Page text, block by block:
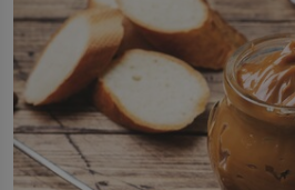
sbor se v
1714 a […]